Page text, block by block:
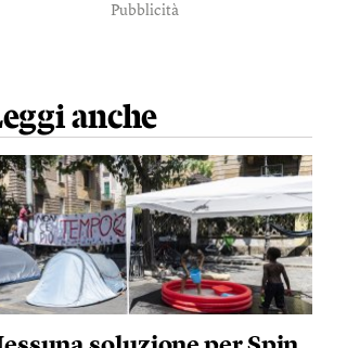
Pubblicità
anche